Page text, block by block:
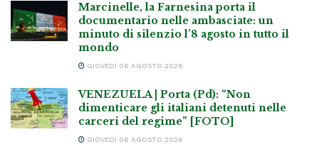
Marcinelle, la Farnesina porta il
documentario nelle ambasciate: un
minuto di silenzio l’8 agosto in tutto il
mondo
GIOVEDÌ 06 AGOSTO 2026
VENEZUELA | Porta (Pd): “Non
dimenticare gli italiani detenuti nelle
carceri del regime” [FOTO]
GIOVEDÌ 06 AGOSTO 2026